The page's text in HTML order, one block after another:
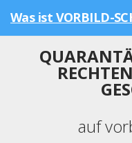
Was ist VORBILD-
auf